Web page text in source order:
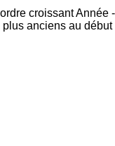
croissantAnnée -
anciens au début